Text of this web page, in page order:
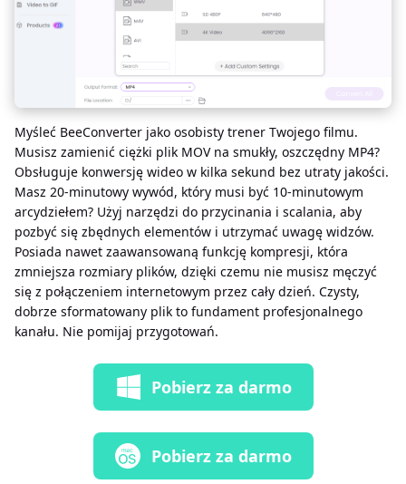
Myśleć BeeConverter jako osobisty trener Twojego filmu.
Musisz zamienić ciężki plik MOV na smukły, oszczędny MP4?
Obsługuje konwersję wideo w kilka sekund bez utraty jakości.
Masz 20-minutowy wywód, który musi być 10-minutowym
arcydziełem? Użyj narzędzi do przycinania i scalania, aby
pozbyć się zbędnych elementów i utrzymać uwagę widzów.
Posiada nawet zaawansowaną funkcję kompresji, która
zmniejsza rozmiary plików, dzięki czemu nie musisz męczyć
się z połączeniem internetowym przez cały dzień. Czysty,
dobrze sformatowany plik to fundament profesjonalnego
kanału. Nie pomijaj przygotowań.
Pobierz za darmo
Pobierz za darmo